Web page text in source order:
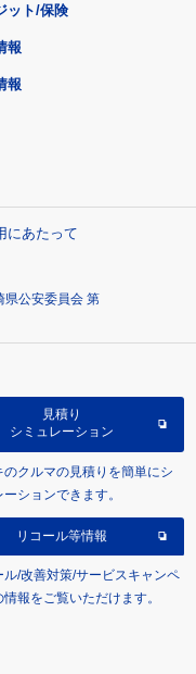
ット/保険
報
報
にあたって
県公安委員会 第
見積り
シミュレーション
のクルマの見積りを簡単にシ
ーションできます。
リコール等情報
ル/改善対策/サービスキャンペ
情報をご覧いただけます。